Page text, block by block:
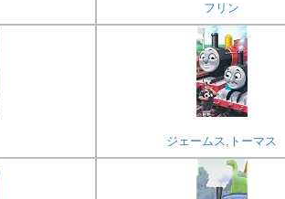
フリン
ジェームス,トーマス